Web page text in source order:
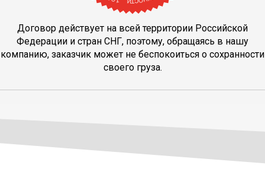
Договор действует на всей территории Российской
Федерации и стран СНГ, поэтому, обращаясь в нашу
компанию, заказчик может не беспокоиться о сохранности
своего груза.